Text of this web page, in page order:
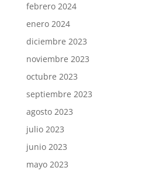
febrero 2024
enero 2024
diciembre 2023
noviembre 2023
octubre 2023
septiembre 2023
agosto 2023
julio 2023
junio 2023
mayo 2023